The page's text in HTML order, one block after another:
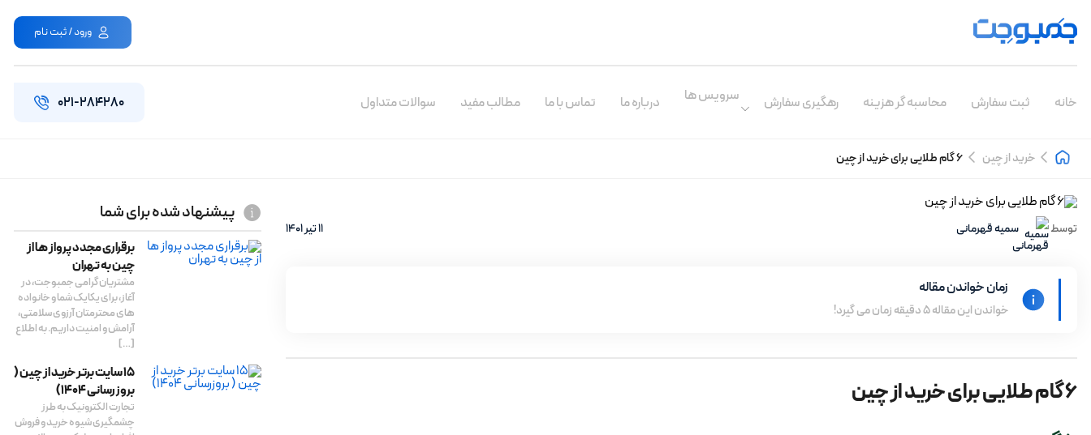
ورود / ثبت نام
خانه ثبت سفارش محاسبه گر هزینه رهگیری سفارش سرویس ها درباره ما تماس با ما مطالب مفید سوالات متداول ۰۲۱-۲۸۴۲۸۰
خرید از چین 6 گام طلایی برای خرید از چین
توسط سمیه قهرمانی 11 تیر 1401
زمان خواندن مقاله
خواندن این مقاله 5 دقیقه زمان می گیرد!
6 گام طلایی برای خرید از چین
پیشنهاد شده برای شما
برقراری مجدد پرواز ها از
چین به تهران
مشتریان گرامی جمبوجت، در
آغاز، برای یکایک شما و خانواده
های محترمتان آرزوی سلامتی،
آرامش و امنیت داریم. به اطلاع
[…]
15 سایت برتر خرید از چین (
بروزرسانی 1404)
تجارت الکترونیک به طرز
چشمگیری شیوه خرید و فروش